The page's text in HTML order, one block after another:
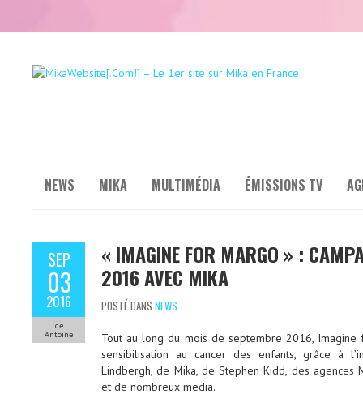
NEWS MIKA MULTIMÉDIA ÉMISSIONS TV
SEP
03
2016
de
Antoine
« IMAGINE FOR MARGO » :
2016 AVEC MIKA
POSTÉ DANS NEWS
Tout au long du mois de septembre 2016,
sensibilisation au cancer des enfants, grâce à
Lindbergh, de Mika, de Stephen Kidd, des agences
et de nombreux media.